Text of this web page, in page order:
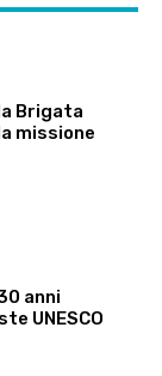
Brigata
missione
anni
UNESCO